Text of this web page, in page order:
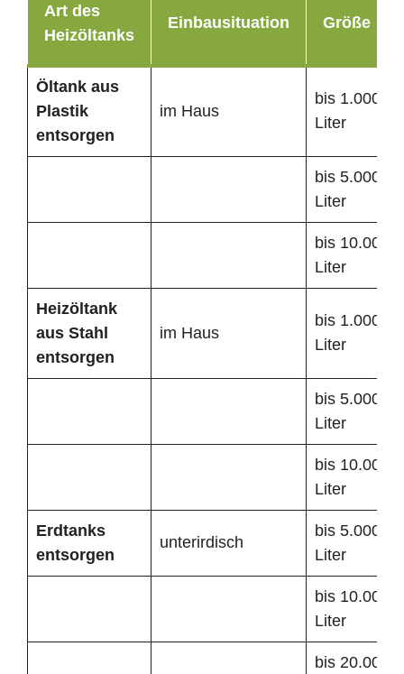
Art des
Heizöltanks
Einbausituation Größe
Öltank aus
Plastik
entsorgen
im Haus
bis 1.000
Liter
bis 5.000
Liter
bis 10.000
Liter
Heizöltank
aus Stahl
entsorgen
im Haus
bis 1.000
Liter
bis 5.000
Liter
bis 10.000
Liter
Erdtanks
entsorgen
unterirdisch
bis 5.000
Liter
bis 10.000
Liter
bis 20.000